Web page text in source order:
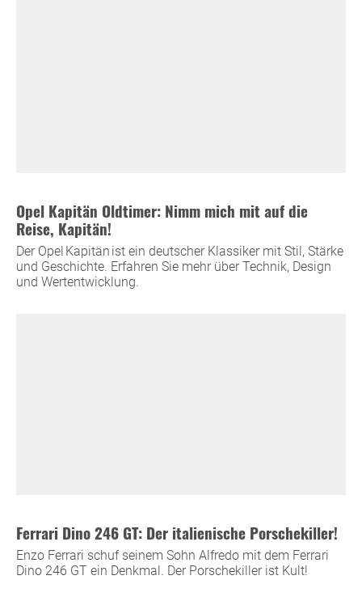
Opel Kapitän Oldtimer: Nimm mich mit auf die
Reise, Kapitän!
Der Opel Kapitän ist ein deutscher Klassiker mit Stil, Stärke
und Geschichte. Erfahren Sie mehr über Technik, Design
und Wertentwicklung.
Ferrari Dino 246 GT: Der italienische Porschekiller!
Enzo Ferrari schuf seinem Sohn Alfredo mit dem Ferrari
Dino 246 GT ein Denkmal. Der Porschekiller ist Kult!